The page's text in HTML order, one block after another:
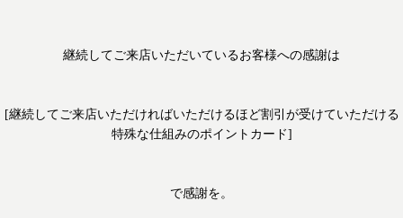
継続してご来店いただいているお客様への感謝は
[継続してご来店いただければいただけるほど割引が受けていただける
特殊な仕組みのポイントカード]
で感謝を。